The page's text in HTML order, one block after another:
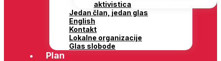
aktivistica
Jedan član, jedan glas
English
Kontakt
Lokalne organizacije
Glas slobode
Plan